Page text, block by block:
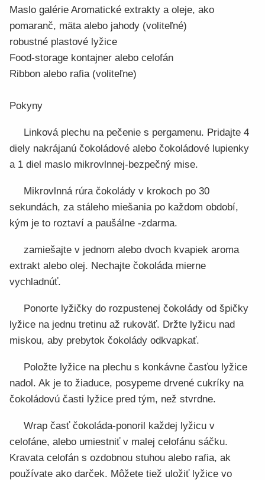
Maslo galérie Aromatické extrakty a oleje, ako
pomaranč, mäta alebo jahody (voliteľné)
robustné plastové lyžice
Food-storage kontajner alebo celofán
Ribbon alebo rafia (voliteľne)
Pokyny
Linková plechu na pečenie s pergamenu. Pridajte 4
diely nakrájanú čokoládové alebo čokoládové lupienky
a 1 diel maslo mikrovlnnej-bezpečný mise.
Mikrovlnná rúra čokolády v krokoch po 30
sekundách, za stáleho miešania po každom období,
kým je to roztaví a paušálne -zdarma.
zamiešajte v jednom alebo dvoch kvapiek aroma
extrakt alebo olej. Nechajte čokoláda mierne
vychladnúť.
Ponorte lyžičky do rozpustenej čokolády od špičky
lyžice na jednu tretinu až rukoväť. Držte lyžicu nad
miskou, aby prebytok čokolády odkvapkať.
Položte lyžice na plechu s konkávne časťou lyžice
nadol. Ak je to žiaduce, posypeme drvené cukríky na
čokoládovú časti lyžice pred tým, než stvrdne.
Wrap časť čokoláda-ponoril každej lyžicu v
celofáne, alebo umiestniť v malej celofánu sáčku.
Kravata celofán s ozdobnou stuhou alebo rafia, ak
používate ako darček. Môžete tiež uložiť lyžice vo